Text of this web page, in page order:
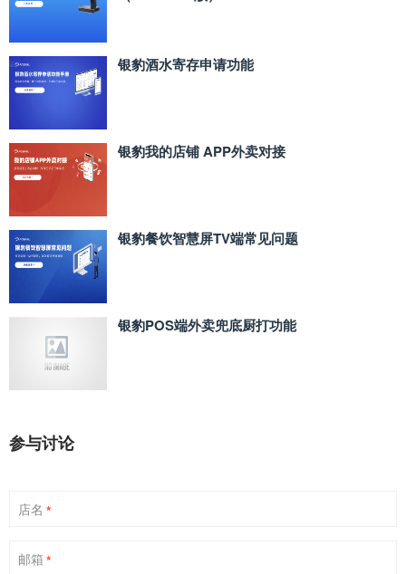
银豹酒水寄存申请功能
银豹我的店铺 APP外卖对接
银豹餐饮智慧屏TV端常见问题
银豹POS端外卖兜底厨打功能
参与讨论
店名 *
邮箱 *